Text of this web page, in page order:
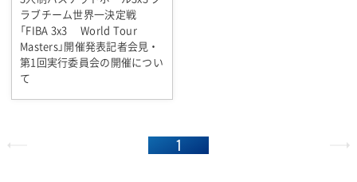
ラブチーム世界一決定戦
「FIBA 3x3 World Tour
Masters」開催発表記者会見・
第1回実行委員会の開催につい
て
1